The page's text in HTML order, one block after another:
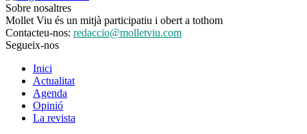
Sobre nosaltres
Mollet Viu és un mitjà participatiu i obert a tothom
Contacteu-nos: redaccio@molletviu.com
Segueix-nos
Inici
Actualitat
Agenda
Opinió
La revista